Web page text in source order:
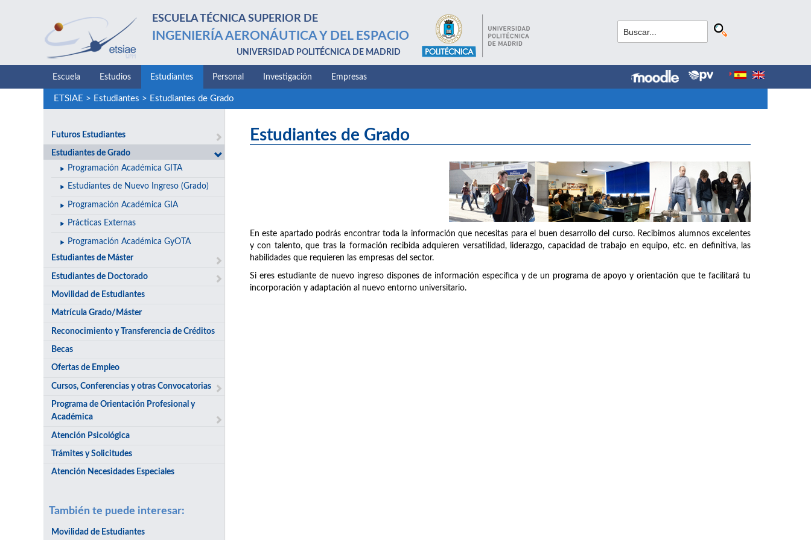
ESCUELA TÉCNICA SUPERIOR DE
INGENIERÍA AERONÁUTICA Y DEL ESPACIO
UNIVERSIDAD POLITÉCNICA DE MADRID
Escuela Estudios Estudiantes Personal Investigación Empresas
ETSIAE > Estudiantes > Estudiantes de Grado
Futuros Estudiantes
Estudiantes de Grado
Programación Académica GITA
Estudiantes de Nuevo Ingreso (Grado)
Programación Académica GIA
Prácticas Externas
Programación Académica GyOTA
Estudiantes de Máster
Estudiantes de Doctorado
Movilidad de Estudiantes
Matrícula Grado/Máster
Reconocimiento y Transferencia de Créditos
Becas
Ofertas de Empleo
Cursos, Conferencias y otras Convocatorias
Programa de Orientación Profesional y
Académica
Atención Psicológica
Trámites y Solicitudes
Atención Necesidades Especiales
También te puede interesar:
Movilidad de Estudiantes
Estudiantes de Grado
En este apartado podrás encontrar toda la información que necesitas para el buen desarrollo del curso. Recibimos alumnos excelentes
y con talento, que tras la formación recibida adquieren versatilidad, liderazgo, capacidad de trabajo en equipo, etc. en definitiva, las
habilidades que requieren las empresas del sector.
Si eres estudiante de nuevo ingreso dispones de información específica y de un programa de apoyo y orientación que te facilitará tu
incorporación y adaptación al nuevo entorno universitario.